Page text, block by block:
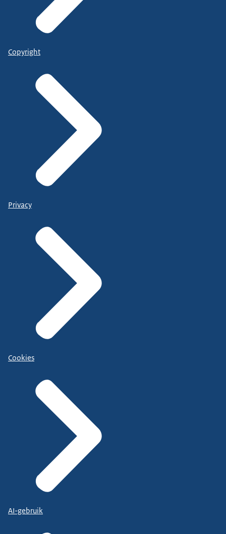
Copyright
Privacy
Cookies
AI-gebruik